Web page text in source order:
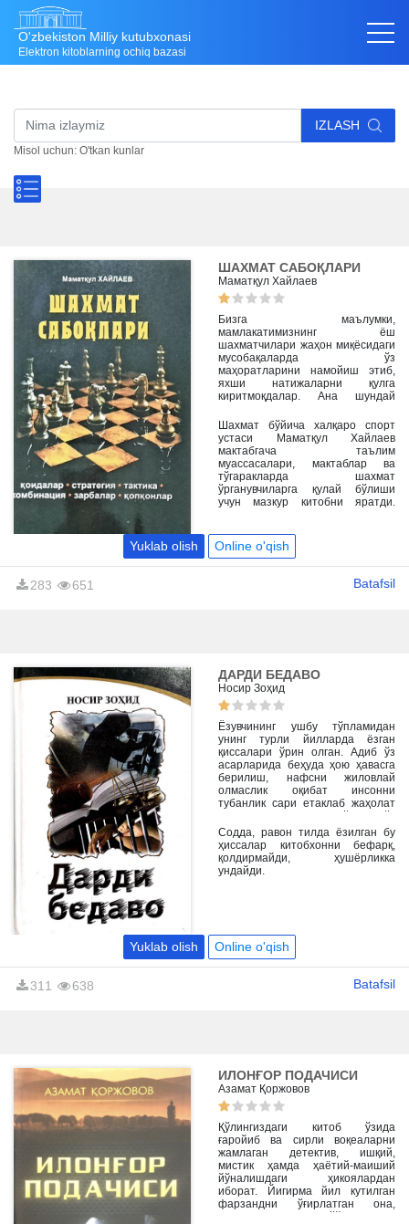
O'zbekiston Milliy kutubxonasi
Elektron kitoblarning ochiq bazasi
IZLASH
Misol uchun: O'tkan kunlar
ШАХМАТ САБОҚЛАРИ
Маматқул Хайлаев
Бизга маълумки,
мамлакатимизнинг ёш
шахматчилари жаҳон миқёсидаги
мусобақаларда ўз
маҳоратларини намойиш этиб,
яхши натижаларни қулга
киритмоқдалар. Ана шундай
бардавом бўлишини таъминлаш
мақсадида шахмат ҳақидаги
турли адабиётларга эҳтиёж
сезилмоқда.
Шахмат бўйича халқаро спорт
устаси Маматқул Хайлаев
мактабгача таълим
муассасалари, мактаблар ва
тўгаракларда шахмат
ўрганувчиларга қулай бўлиши
учун мазкур китобни яратди.
фани ўқитувчилари ва мустақил
ўрганувчилар фойдаланишлари
мумкин.
Yuklab olish Online o'qish
283 651 Batafsil
ДАРДИ БЕДАВО
Носир Зоҳид
Ёзувчининг ушбу тўпламидан
унинг турли йилларда ёзган
қиссалари ўрин олган. Адиб ўз
асарларида беҳуда ҳою ҳавасга
берилиш, нафсни жиловлай
олмаслик оқибат инсонни
тубанлик сари етаклаб жаҳолат
ботқоғига ботиришини ўқувчи кўз
ўнгида намоён қилади.
Содда, равон тилда ёзилган бу
ҳиссалар китобхонни бефарқ,
қолдирмайди, ҳушёрликка
ундайди.
Yuklab olish Online o'qish
311 638 Batafsil
ИЛОНҒОР ПОДАЧИСИ
Азамат Қоржовов
Қўлингиздаги китоб ўзида
ғаройиб ва сирли воқеаларни
жамлаган детектив, ишқий,
мистик ҳамда ҳаётий-маиший
йўналишдаги ҳикоялардан
иборат. Йигирма йил кутилган
фарзандни ўғирлатган она,
севимли тулпорини сўйган қассоб